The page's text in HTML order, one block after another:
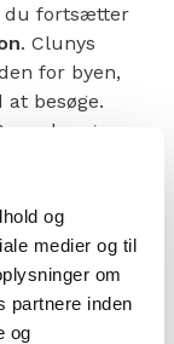
og
medier og til
om
partnere inden
og
du fortsætter
. Clunys
for byen,
besøge.
var længe